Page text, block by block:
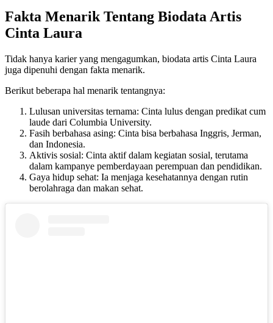
Fakta Menarik Tentang Biodata Artis
Cinta Laura
Tidak hanya karier yang mengagumkan, biodata artis Cinta Laura
juga dipenuhi dengan fakta menarik.
Berikut beberapa hal menarik tentangnya:
Lulusan universitas ternama: Cinta lulus dengan predikat cum
laude dari Columbia University.
Fasih berbahasa asing: Cinta bisa berbahasa Inggris, Jerman,
dan Indonesia.
Aktivis sosial: Cinta aktif dalam kegiatan sosial, terutama
dalam kampanye pemberdayaan perempuan dan pendidikan.
Gaya hidup sehat: Ia menjaga kesehatannya dengan rutin
berolahraga dan makan sehat.